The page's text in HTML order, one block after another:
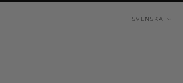
SPRÅK
SVENSKA